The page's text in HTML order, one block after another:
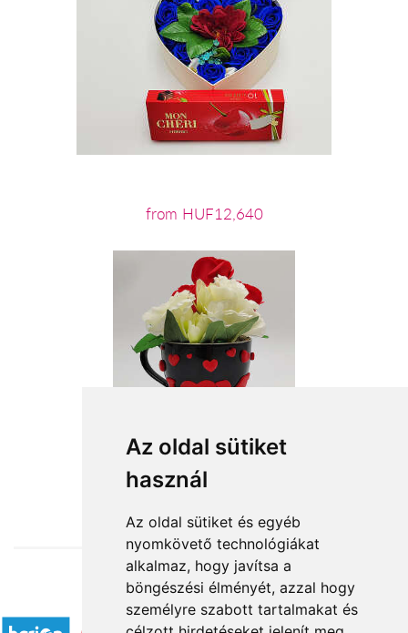
Az oldal sütiket
használ
Az oldal sütiket és egyéb
nyomkövető technológiákat
alkalmaz, hogy javítsa a
böngészési élményét, azzal hogy
személyre szabott tartalmakat és
from HUF12,640
from HUF11,360
Accepted payment methods